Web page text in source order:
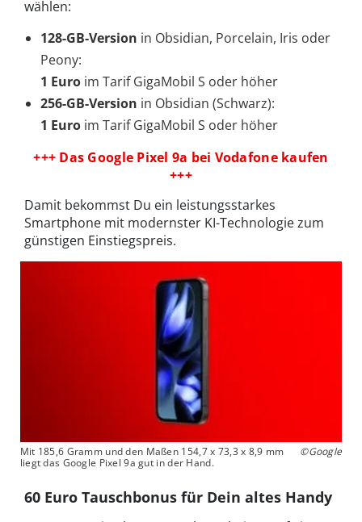
wählen:
128-GB-Version in Obsidian, Porcelain, Iris oder
Peony:
1 Euro im Tarif GigaMobil S oder höher
256-GB-Version in Obsidian (Schwarz):
1 Euro im Tarif GigaMobil S oder höher
+++ Das Google Pixel 9a bei Vodafone kaufen
+++
Damit bekommst Du ein leistungsstarkes
Smartphone mit modernster KI-Technologie zum
günstigen Einstiegspreis.
Mit 185,6 Gramm und den Maßen 154,7 x 73,3 x 8,9 mm
liegt das Google Pixel 9a gut in der Hand.
©Google
60 Euro Tauschbonus für Dein altes Handy